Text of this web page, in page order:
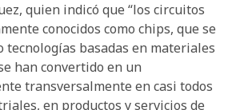
quien indicó que “los circuitos
conocidos como chips, que se
basadas en materiales
han convertido en un
transversalmente en casi todos
en productos y servicios de